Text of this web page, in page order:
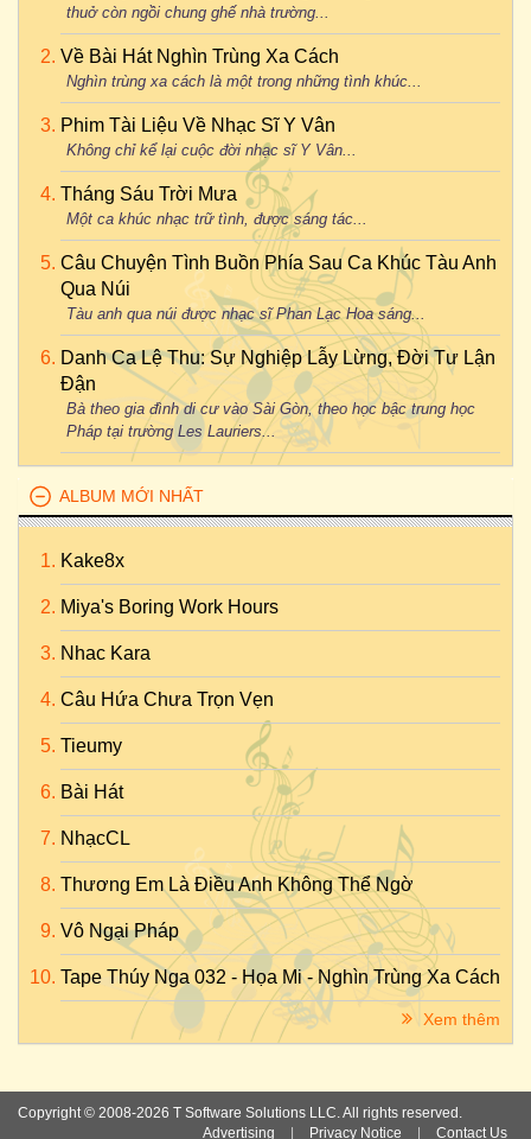
thuở còn ngồi chung ghế nhà trường...
Về Bài Hát Nghìn Trùng Xa Cách
Nghìn trùng xa cách là một trong những tình khúc...
Phim Tài Liệu Về Nhạc Sĩ Y Vân
Không chỉ kể lại cuộc đời nhạc sĩ Y Vân...
Tháng Sáu Trời Mưa
Một ca khúc nhạc trữ tình, được sáng tác...
Câu Chuyện Tình Buồn Phía Sau Ca Khúc Tàu Anh
Qua Núi
Tàu anh qua núi được nhạc sĩ Phan Lạc Hoa sáng...
Danh Ca Lệ Thu: Sự Nghiệp Lẫy Lừng, Đời Tư Lận
Đận
Bà theo gia đình di cư vào Sài Gòn, theo học bậc trung học
Pháp tại trường Les Lauriers...
ALBUM MỚI NHẤT
Kake8x
Miya's Boring Work Hours
Nhac Kara
Câu Hứa Chưa Trọn Vẹn
Tieumy
Bài Hát
NhạcCL
Thương Em Là Điều Anh Không Thể Ngờ
Vô Ngại Pháp
Tape Thúy Nga 032 - Họa Mi - Nghìn Trùng Xa Cách
Xem thêm
Copyright © 2008-2026 T Software Solutions LLC. All rights reserved.
Advertising
Privacy Notice Contact Us